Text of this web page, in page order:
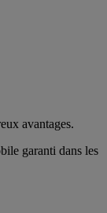
avantages.
garanti dans les